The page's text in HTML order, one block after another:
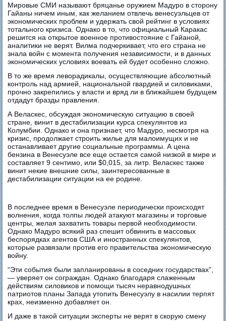
Мировые СМИ называют бряцанье оружием Мадуро в сторону
Гайаны ничем иным, как желанием отвлечь венесуэльцев от
экономических проблем и удержать свой рейтинг в условиях
тотального кризиса. Однако в то, что официальный Каракас
решится на открытое военное противостояние с Гайаной,
аналитики не верят. Вилма подчеркивает, что его страна не
знала войн с момента получения независимости, и в данных
экономических условиях воевать ей будет особенно сложно.
В то же время леворадикалы, осуществляющие абсолютный
контроль над армией, национальной гвардией и силовиками,
прочно закрепились у власти и вряд ли в ближайшем будущем
отдадут бразды правления.
А Веласкес, обсуждая экономическую ситуацию в своей
стране, винит в дестабилизации курса спекулянтов из
Колумбии. Однако и она признает, что Мадуро, несмотря на
кризис, продолжает строить жилье для малоимущих и не
останавливает другие социальные программы. А цена
бензина в Венесуэле все еще остается самой низкой в мире и
составляет 9 сентимо, или $0,015, за литр. Веласкес также
винит некие внешние силы, заинтересованные в
дестабилизации ситуации на ее родине.
В последнее время в Венесуэле периодически происходят
волнения, когда толпы людей атакуют магазины и торговые
центры, желая захватить товары первой необходимости.
Однако Мадуро всякий раз спешит обвинить в массовых
беспорядках агентов США и иностранных спекулянтов,
которые развязали против его правительства экономическую
войну.
“Эти события были запланированы в соседних государствах”,
— уверяет он сограждан. Однако благодаря слаженным
действиям силовиков и помощи тысяч неравнодушных
патриотов планы Запада утопить Венесуэлу в насилии терпят
крах, неизменно добавляет он.
И даже в такой ситуации эксперты не верят в скорую смену